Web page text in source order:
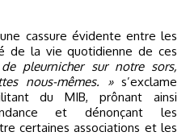
de la vie quotidienne de ces
pleurnicher sur notre sors,
nous-mêmes. »s’exclame
du MIB, prônant ainsi
et dénonçant les
certaines associations et les